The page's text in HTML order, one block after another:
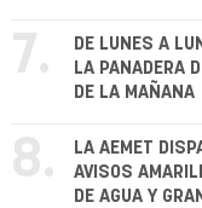
7.
DE LUNES A
LA PANADERA
DE LA MAÑANA
8.
LA AEMET
AVISOS
DE AGUA Y